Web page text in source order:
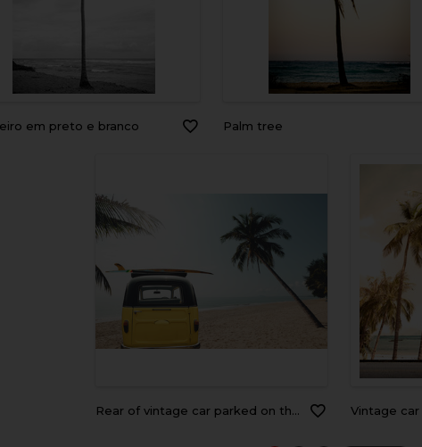
em preto e branco Palm tree
Rear of vintage car parked on the tropical beach (seaside) with a surfboard on the roof - Leisure trip in the summer. retro color effect Vintage car parked on